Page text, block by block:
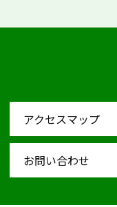
アクセスマップ
お問い合わせ